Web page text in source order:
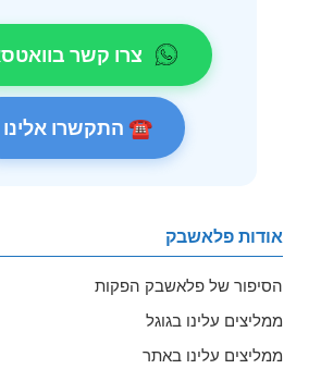
צרו קשר
☎ התקשרו אלינו
אודות פלאשבק
הסיפור של פלאשבק הפקות
ממליצים עלינו בגוגל
ממליצים עלינו באתר